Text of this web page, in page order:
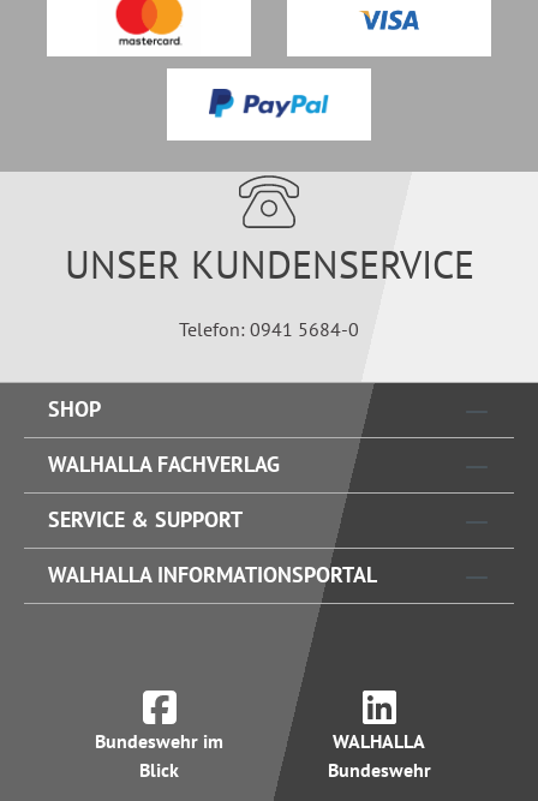
UNSER KUNDENSERVICE
Telefon: 0941 5684-0
SHOP
WALHALLA FACHVERLAG
SERVICE & SUPPORT
WALHALLA INFORMATIONSPORTAL
Bundeswehr im
Blick
WALHALLA
Bundeswehr